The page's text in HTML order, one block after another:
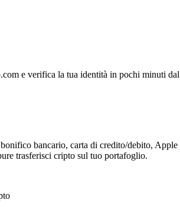
e verifica la tua identità in pochi minuti dal
bancario, carta di credito/debito, Apple
trasferisci cripto sul tuo portafoglio.